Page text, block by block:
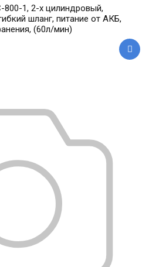
800-1, 2-х цилиндровый,
шланг, питание от АКБ,
(60л/мин)